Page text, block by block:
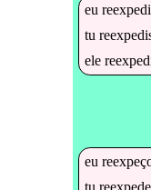
eureexpedi
tu
ele
eu
tu